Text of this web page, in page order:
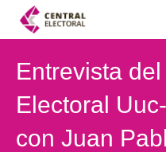
Entrevista
Electoral
con Juan